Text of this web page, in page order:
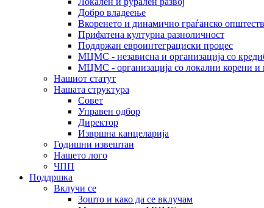
Добро владеење
Вкоренето и динамично граѓанско
Прифатена културна разноличност
Поддржан евроинтеграциски процес
МЦМС - независна и организација со
МЦМС - организација со локални корени и
Нашиот статут
Нашата структура
Совет
Управен одбор
Директор
Извршна канцеларија
Годишни извештаи
Нашето лого
ЧПП
Поддршка
Вклучи се
Зошто и како да се вклучам